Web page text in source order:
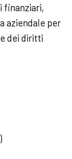
finanziari,
aziendale per
dei diritti